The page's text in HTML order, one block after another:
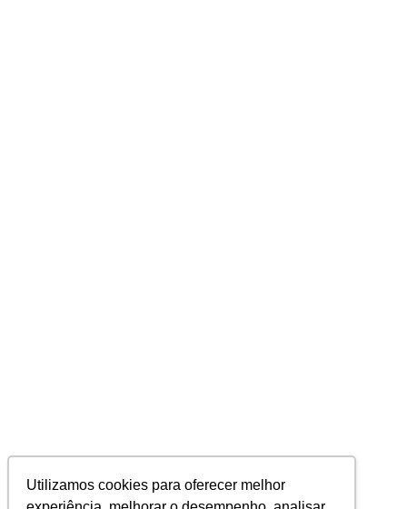
Utilizamos cookies para oferecer melhor